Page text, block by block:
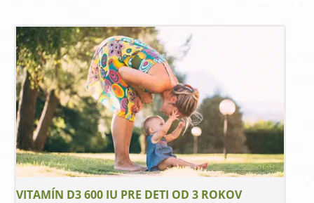
VITAMÍN D3 600 IU PRE DETI OD 3 ROKOV